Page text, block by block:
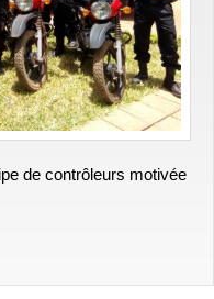
de contrôleurs motivée